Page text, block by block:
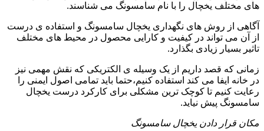
های مختلف یخچال را با نام سامسونگ می شناسند.
آگاهی از روش های نگهداری یخچال سامسونگ و استفاده ی درست
از آن می تواند در کیفیت و کارایی محصول در محیط های مختلف
تاثیر بسیار زیادی بگذارد.
زمانی که قصد داریم از یک وسیله ی الکتریکی که نقش مهمی نیز
در خانه ایفا می کند استفاده کنیم،حتما باید تمامی اصول ایمنی را
رعایت کنیم تا کوچک ترین مشکلی برای کارکرد درست یخچال
سامسونگ پیش نیاید.
مکان قرار دادن یخچال سامسونگ